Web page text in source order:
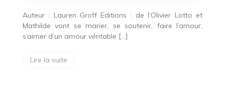
Auteur : Lauren Groff Editions : de l’Olivier Lotto et
Mathilde vont se marier, se soutenir, faire l’amour,
s’aimer d’un amour véritable […]
Lire la suite